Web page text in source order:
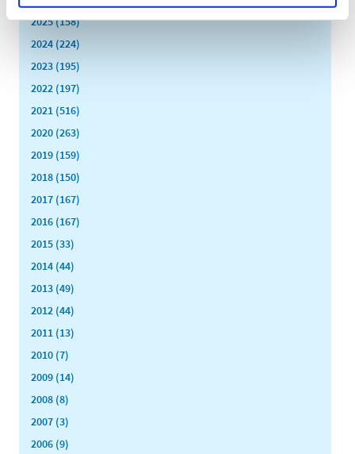
2025 (158)
2024 (224)
2023 (195)
2022 (197)
2021 (516)
2020 (263)
2019 (159)
2018 (150)
2017 (167)
2016 (167)
2015 (33)
2014 (44)
2013 (49)
2012 (44)
2011 (13)
2010 (7)
2009 (14)
2008 (8)
2007 (3)
2006 (9)